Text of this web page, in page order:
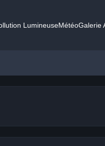
LumineuseMétéoGalerie